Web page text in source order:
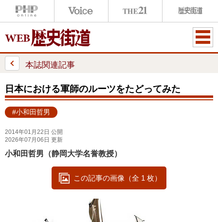
ME
本誌関連記事
日本における軍師のルーツをたどってみた
#小和田哲男
2014年01月22日 公開
2026年07月06日 更新
小和田哲男（静岡大学名誉教授）
この記事の画像（全 1 枚）